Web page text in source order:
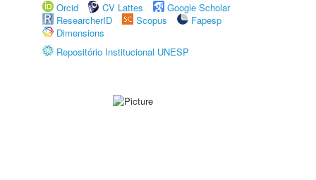
Orcid
CV Lattes
Google Scholar
ResearcherID
Scopus
Fapesp
Dimensions
Repositório Institucional UNESP